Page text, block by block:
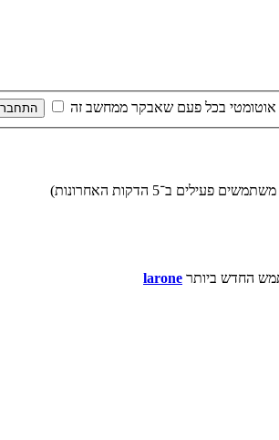
אוטומטי בכל פעם שאבקר ממחשב זה
החדש ביותר larone